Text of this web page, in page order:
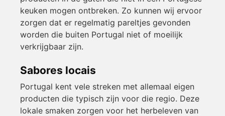
keuken mogen ontbreken. Zo kunnen wij ervoor
zorgen dat er regelmatig pareltjes gevonden
worden die buiten Portugal niet of moeilijk
verkrijgbaar zijn.
Sabores locais
Portugal kent vele streken met allemaal eigen
producten die typisch zijn voor die regio. Deze
lokale smaken zorgen voor het herbeleven van